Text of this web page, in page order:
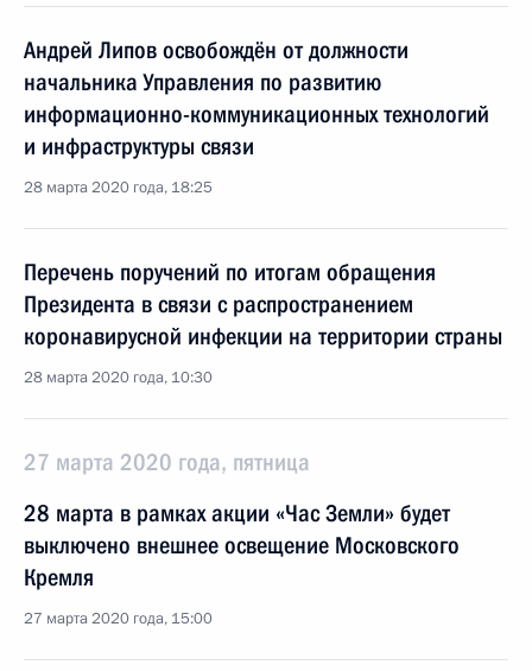
Андрей Липов освобождён от должности
начальника Управления по развитию
информационно-коммуникационных технологий
и инфраструктуры связи
28 марта 2020 года, 18:25
Перечень поручений по итогам обращения
Президента в связи с распространением
коронавирусной инфекции на территории страны
28 марта 2020 года, 10:30
27 марта 2020 года, пятница
28 марта в рамках акции «Час Земли» будет
выключено внешнее освещение Московского
Кремля
27 марта 2020 года, 15:00